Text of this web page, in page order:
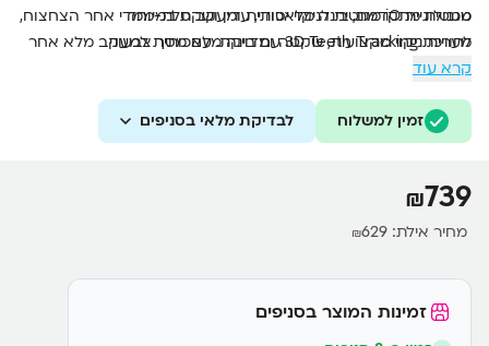
מגנטית מתקדמת, בינה מלאכותית ומעקב תלת-ממדי אחר הצחצוח,
לחוויית ניקוי מקצועית, שקטה ומדויקת. עם מסך צבעוני
ממברשות השיניים המתקדמות ביותר של Oral-B.
טכנולוגיית iO מגנטית לניקוי יסודי, עדין ושקט במיוחד
מערכת 3D Teeth Tracking עם בינה מלאכותית למעקב מלא אחר
הצחצוח
מסך צבעוני אינטראקטיבי המציג מצבי צחצוח, התראות ומשוב בזמן
אמת
7 מצבי צחצוח בהתאמה אישית לכל צורך
טעינה מהירה בכ-3 שעות ומארז נסיעות עם אפשרות טעינה
קרא עוד
זמין למשלוח לבדיקת מלאי בסניפים
₪739
מחיר אילת: ₪629
זמינות המוצר בסניפים